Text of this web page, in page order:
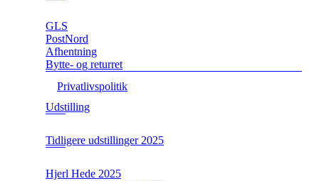
GLS
PostNord
Afhentning
Bytte- og returret
Privatlivspolitik
Udstilling
Tidligere udstillinger 2025
Hjerl Hede 2025